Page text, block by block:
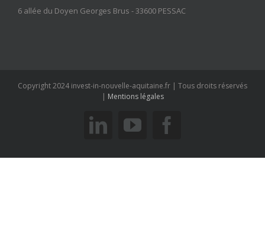
|Mentions légales
youtube